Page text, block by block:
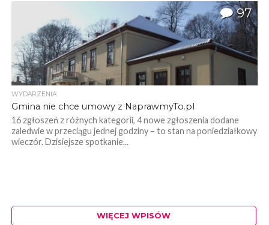
97
WYDARZENIA
Gmina nie chce umowy z NaprawmyTo.pl
16 zgłoszeń z różnych kategorii, 4 nowe zgłoszenia dodane
zaledwie w przeciągu jednej godziny – to stan na poniedziałkowy
wieczór. Dzisiejsze spotkanie...
WIĘCEJ WPISÓW